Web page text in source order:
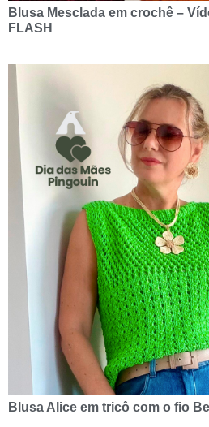
Blusa Mesclada em crochê –
FLASH
Blusa Alice em tricô com o fio